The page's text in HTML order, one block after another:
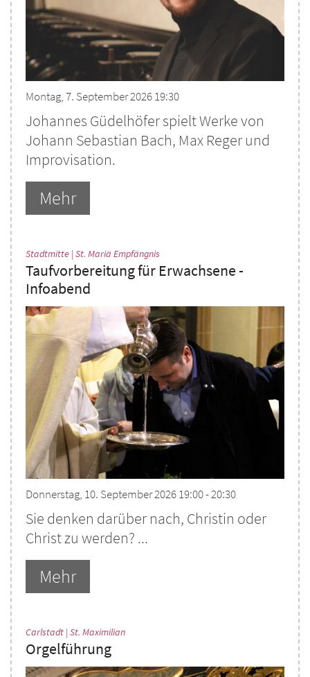
Montag, 7. September 2026 19:30
Johannes Güdelhöfer spielt Werke von
Johann Sebastian Bach, Max Reger und
Improvisation.
Mehr
Stadtmitte | St. Mariä Empfängnis
Taufvorbereitung für Erwachsene -
Infoabend
Donnerstag, 10. September 2026 19:00 - 20:30
Sie denken darüber nach, Christin oder
Christ zu werden? ...
Mehr
Carlstadt | St. Maximilian:
Orgelführung